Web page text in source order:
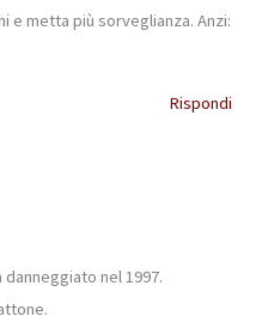
e metta più sorveglianza. Anzi:
Rispondi
nel 1997.